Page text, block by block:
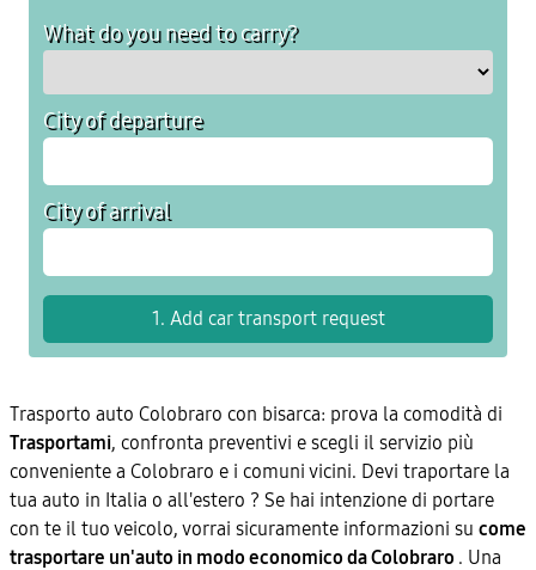
What do you need to carry?
City of departure
City of arrival
Trasporto auto Colobraro con bisarca: prova la comodità di
Trasportami, confronta preventivi e scegli il servizio più
conveniente a Colobraro e i comuni vicini. Devi traportare la
tua auto in Italia o all'estero ? Se hai intenzione di portare
con te il tuo veicolo, vorrai sicuramente informazioni su come
trasportare un'auto in modo economico da Colobraro . Una